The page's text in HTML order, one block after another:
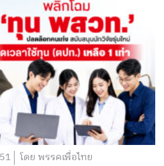
โดย พรรคเพื่อไทย